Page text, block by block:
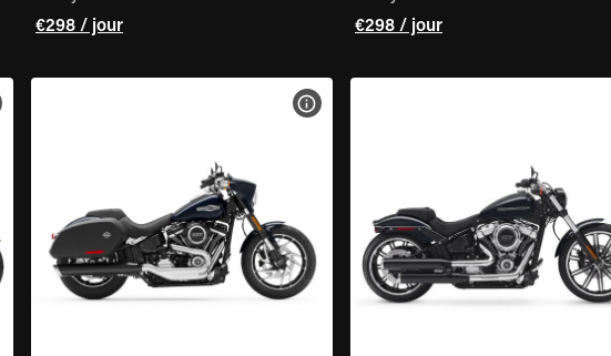
€298 / jour €298 / jour
VOIR LES SPÉCIFICATIONS DE LA MOTO VOIR LES SPÉCIFICATIONS DE LA MOTO